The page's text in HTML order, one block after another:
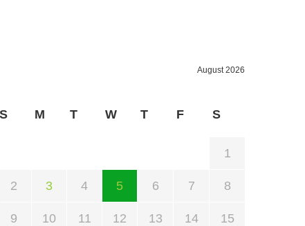
August 2026
S M T W T F S
1
2 3 4 5 6 7 8
9 10 11 12 13 14 15